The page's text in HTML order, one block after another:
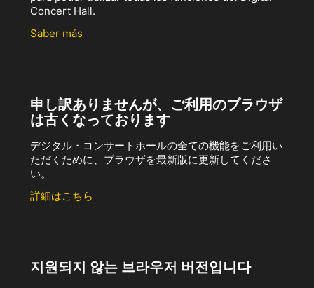
Concert Hall.
Saber más
申し訳ありませんが、ご利用のブラウザ
は古くなっております
デジタル・コンサートホールの全ての機能をご利用い
ただくために、ブラウザを最新版に更新してくださ
い。
詳細はこちら
지원되지 않는 브라우저 버전입니다